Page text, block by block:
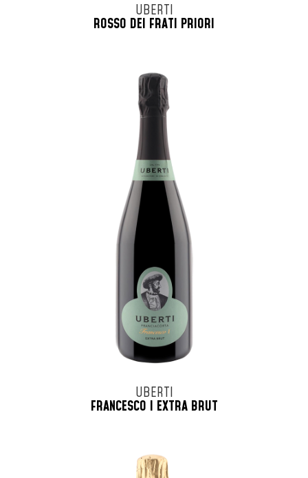
UBERTI
ROSSO DEI FRATI PRIORI
UBERTI
FRANCESCO I EXTRA BRUT